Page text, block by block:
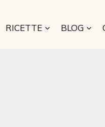
RICETTE BLOG